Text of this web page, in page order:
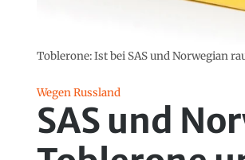
Toblerone: Ist bei SAS und Norwegian
Wegen Russland
SAS und